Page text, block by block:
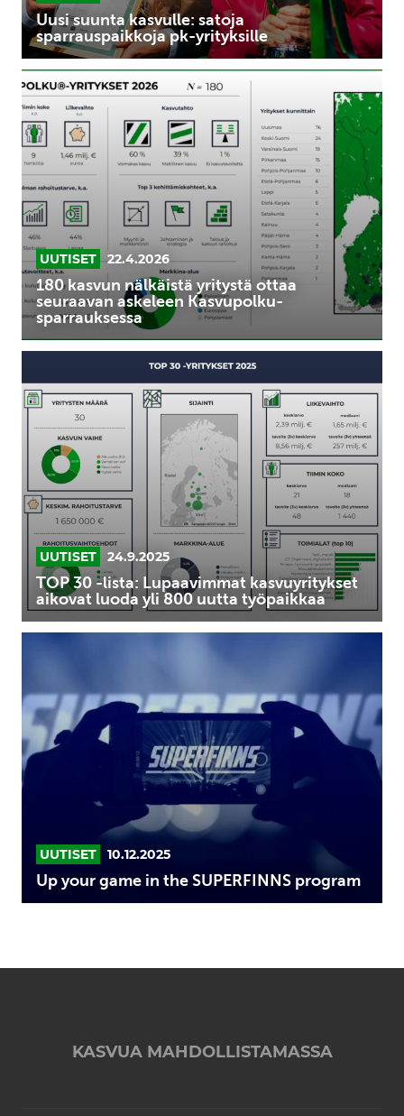
Uusi suunta kasvulle: satoja
sparrauspaikkoja pk-yrityksille
180
kasvun
nälkäistä
yritystä
ottaa
seuraavan
askeleen
Kasvupolku-
sparrauksessa
UUTISET 22.4.2026
180 kasvun nälkäistä yritystä ottaa
seuraavan askeleen Kasvupolku-
sparrauksessa
30
-
lista:
Lupaavimmat
kasvuyritykset
aikovat
luoda
yli
800
uutta
työpaikkaa
UUTISET 24.9.2025
TOP 30 -lista: Lupaavimmat kasvuyritykset
aikovat luoda yli 800 uutta työpaikkaa
in
the
SUPERFINNS
program
UUTISET 10.12.2025
Up your game in the SUPERFINNS program
KASVUA MAHDOLLISTAMASSA